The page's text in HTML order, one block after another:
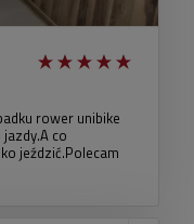
rower unibike
co
jeździć.Polecam